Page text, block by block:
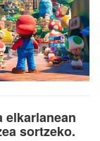
sortzeko.